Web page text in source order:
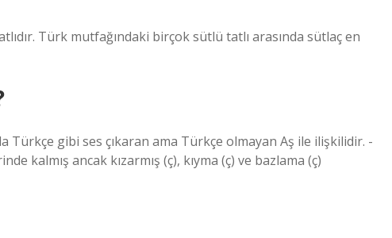
Türk mutfağındaki birçok sütlü tatlı arasında sütlaç en
Türkçe gibi ses çıkaran ama Türkçe olmayan Aş ile ilişkilidir. -
kalmış ancak kızarmış (ç), kıyma (ç) ve bazlama (ç)